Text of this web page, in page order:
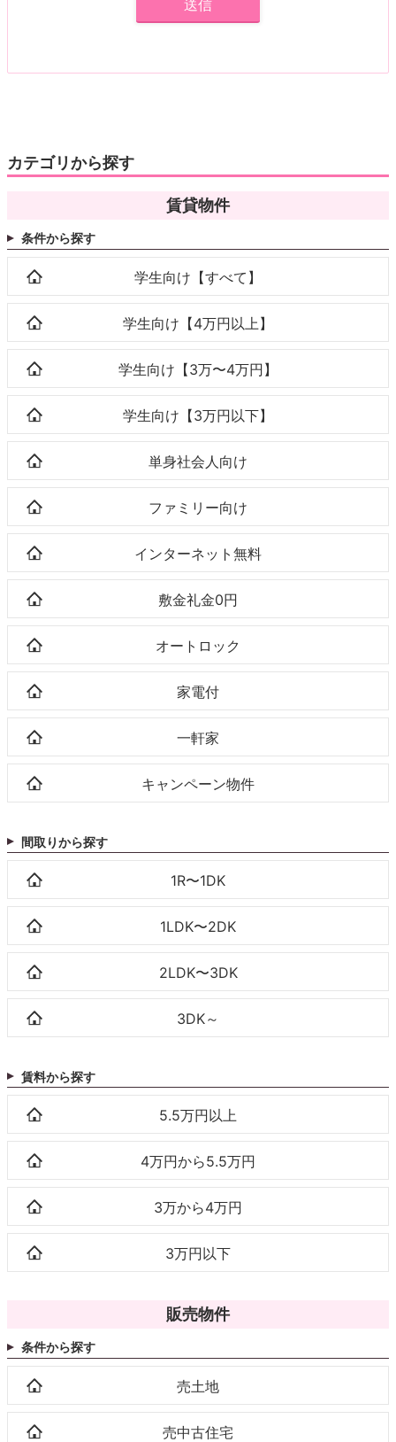
カテゴリから探す
賃貸物件
条件から探す
学生向け【すべて】
学生向け【4万円以上】
学生向け【3万〜4万円】
学生向け【3万円以下】
単身社会人向け
ファミリー向け
インターネット無料
敷金礼金0円
オートロック
家電付
一軒家
キャンペーン物件
間取りから探す
1R〜1DK
1LDK〜2DK
2LDK〜3DK
3DK～
賃料から探す
5.5万円以上
4万円から5.5万円
3万から4万円
3万円以下
販売物件
条件から探す
売土地
売中古住宅